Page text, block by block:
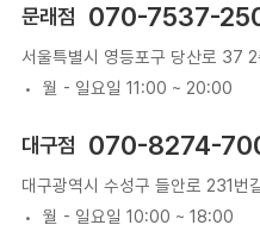
문래점 070-7537-
서울특별시 영등포구 당산로 37 2
월 - 일요일 11:00 ~ 20:00
대구점 070-8274-
대구광역시 수성구 들안로 231번
월 - 일요일 10:00 ~ 18:00